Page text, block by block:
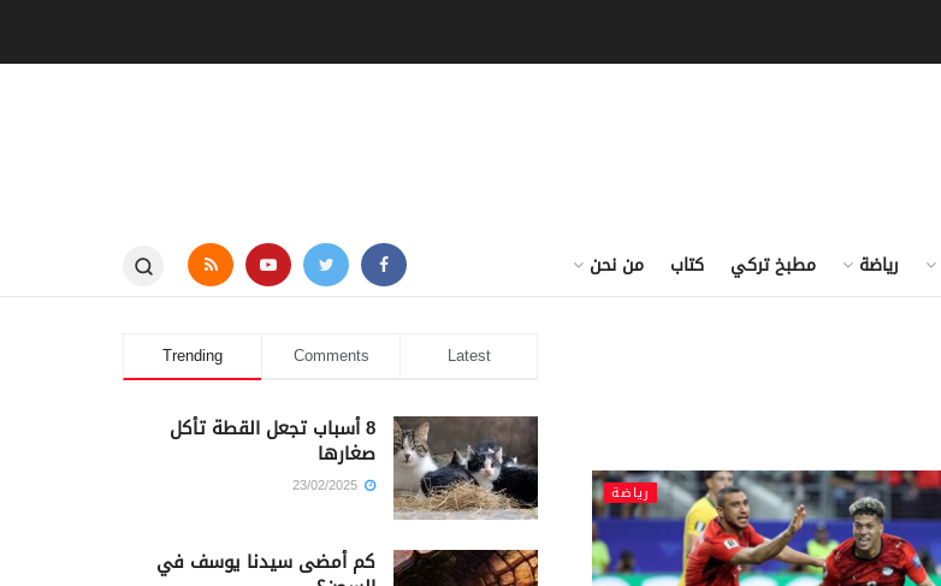
رياضة مطبخ تركي كتاب من نحن
رياضة
Trending Comments Latest
8 أسباب تجعل القطة تأكل
صغارها
كم أمضى سيدنا يوسف في